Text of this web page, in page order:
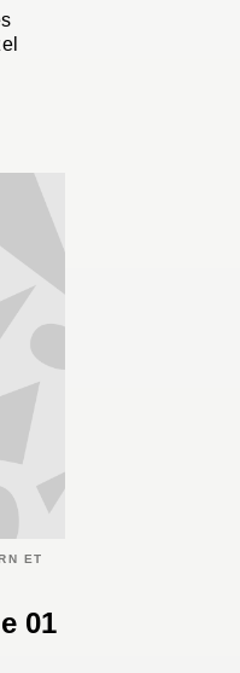
ET
01